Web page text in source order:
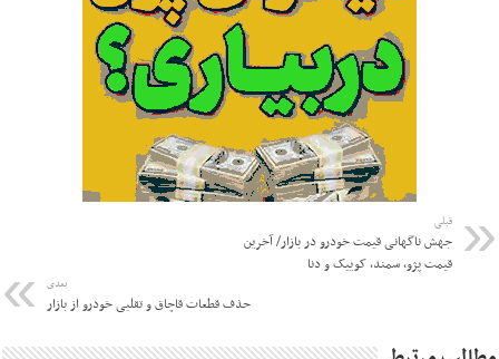
قبلی
جهش ناگهانی قیمت خودرو در بازار/ آخرین
قیمت پژو، سمند، کوییک و دنا
بعدی
حذف قطعات قاچاق و تقلبی خودرو از بازار